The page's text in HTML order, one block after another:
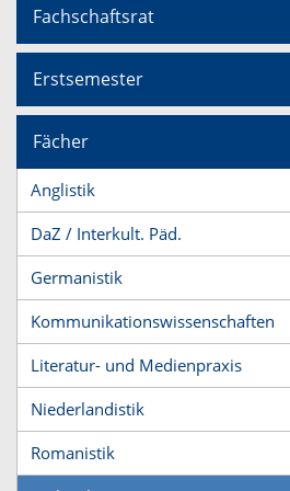
Fachschaftsrat
Erstsemester
Fächer
Anglistik
DaZ / Interkult. Päd.
Germanistik
Kommunikationswissenschaften
Literatur- und Medienpraxis
Niederlandistik
Romanistik